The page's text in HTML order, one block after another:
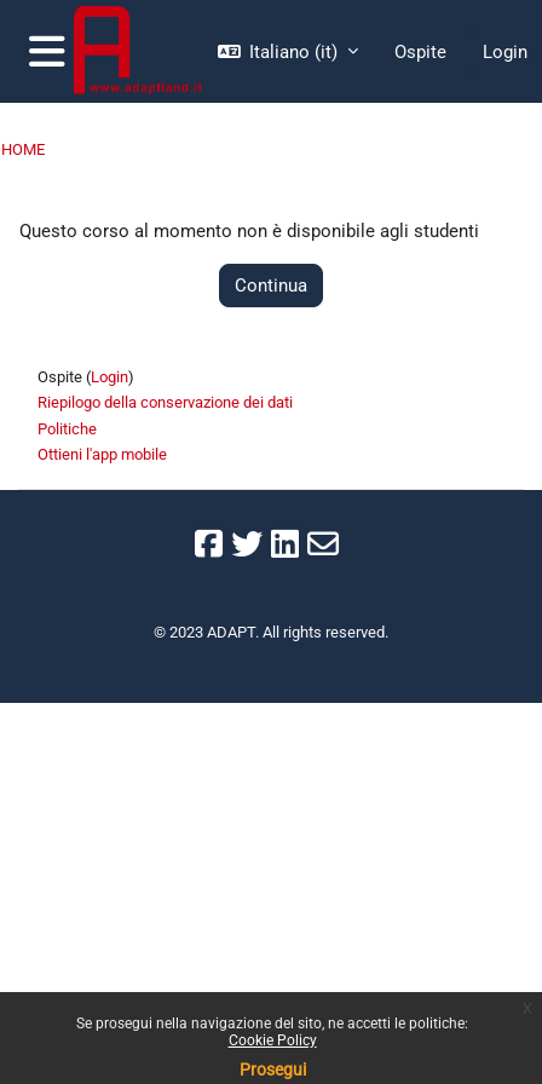
Vai al contenuto principale
Se prosegui nella navigazione del sito, ne accetti le politiche:
Cookie Policy
Prosegui
Pannello laterale
Italiano ‎(it)‎ Ospite Login
HOME
Questo corso al momento non è disponibile agli studenti
Continua
Ospite (Login)
Riepilogo della conservazione dei dati
Politiche
Ottieni l'app mobile
© 2023 ADAPT. All rights reserved.